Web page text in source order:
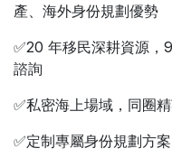
產、海外身份規劃優勢
✅20 年移民深耕資源，
諮詢
✅私密海上場域，同圈
✅定制專屬身份規劃方